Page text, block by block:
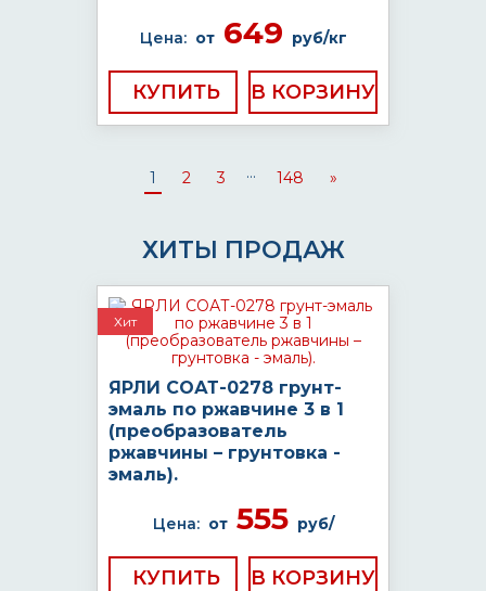
Цена: от649 руб/кг
КУПИТЬ
1 2 3 ... 148 »
ХИТЫ ПРОДАЖ
Хит
ЯРЛИ СОАТ-0278 грунт-
эмаль по ржавчине 3 в 1
(преобразователь
ржавчины – грунтовка -
эмаль).
Цена: от555 руб/
КУПИТЬ